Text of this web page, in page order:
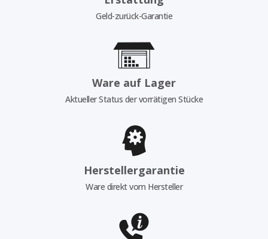
Geld-zurück-Garantie
Ware auf Lager
Aktueller Status der vorrätigen Stücke
Herstellergarantie
Ware direkt vom Hersteller